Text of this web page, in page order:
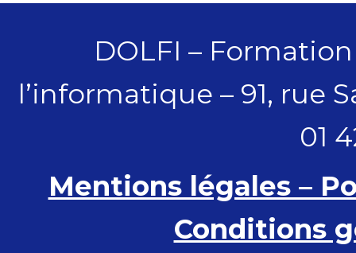
DOLFI –
l’informatique – 91, rue
01
Mentions légales –
Conditions